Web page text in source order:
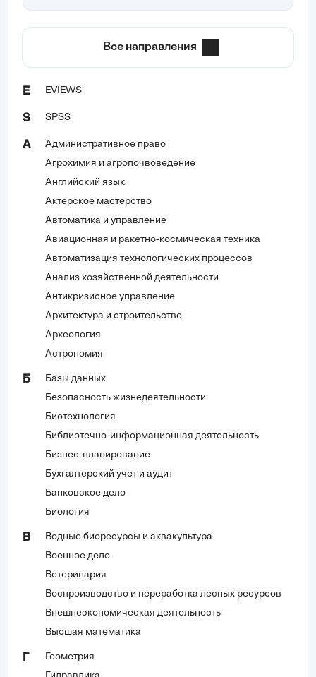
Все направления
E EVIEWS
S SPSS
А
Административное право
Агрохимия и агропочвоведение
Английский язык
Актерское мастерство
Автоматика и управление
Авиационная и ракетно-космическая техника
Автоматизация технологических процессов
Анализ хозяйственной деятельности
Антикризисное управление
Архитектура и строительство
Археология
Астрономия
Б
Базы данных
Безопасность жизнедеятельности
Биотехнология
Библиотечно-информационная деятельность
Бизнес-планирование
Бухгалтерский учет и аудит
Банковское дело
Биология
В
Водные биоресурсы и аквакультура
Военное дело
Ветеринария
Воспроизводство и переработка лесных ресурсов
Внешнеэкономическая деятельность
Высшая математика
Геометрия